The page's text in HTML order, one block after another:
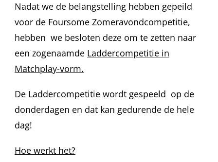
Nadat we de belangstelling hebben gepeild
voor de Foursome Zomeravondcompetitie,
hebben we besloten deze om te zetten naar
een zogenaamde Laddercompetitie in
Matchplay-vorm.
De Laddercompetitie wordt gespeeld op de
donderdagen en dat kan gedurende de hele
dag!
Hoe werkt het?